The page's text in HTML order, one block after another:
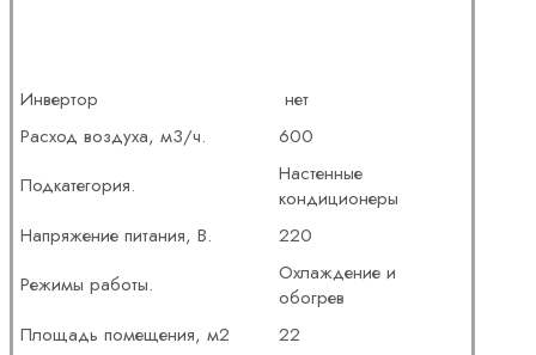
Инвертор
нет
Расход воздуха, м3/ч.
600
Подкатегория.
Настенные
кондиционеры
Напряжение питания, В.
220
Режимы работы.
Охлаждение и
обогрев
Площадь помещения, м2
22